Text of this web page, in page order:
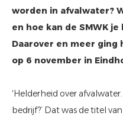
worden in afvalwater?
en hoe kan de SMWK
Daarover en meer ging
op 6 november in
‘Helderheid over
bedrijf?’ Dat was de titel